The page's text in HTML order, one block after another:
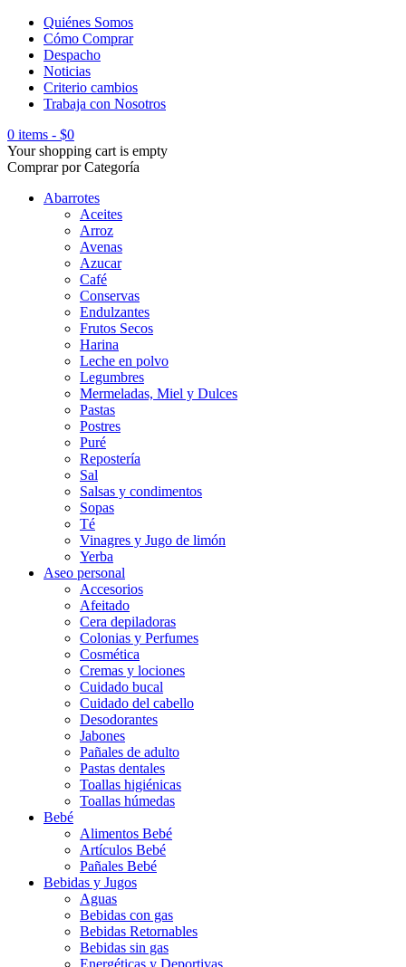
Quiénes Somos
Cómo Comprar
Despacho
Noticias
Criterio cambios
Trabaja con Nosotros
0 items - $0
Your shopping cart is empty
Comprar por Categoría
Abarrotes
Aceites
Arroz
Avenas
Azucar
Café
Conservas
Endulzantes
Frutos Secos
Harina
Leche en polvo
Legumbres
Mermeladas, Miel y Dulces
Pastas
Postres
Puré
Repostería
Sal
Salsas y condimentos
Sopas
Té
Vinagres y Jugo de limón
Yerba
Aseo personal
Accesorios
Afeitado
Cera depiladoras
Colonias y Perfumes
Cosmética
Cremas y lociones
Cuidado bucal
Cuidado del cabello
Desodorantes
Jabones
Pañales de adulto
Pastas dentales
Toallas higiénicas
Toallas húmedas
Bebé
Alimentos Bebé
Artículos Bebé
Pañales Bebé
Bebidas y Jugos
Aguas
Bebidas con gas
Bebidas Retornables
Bebidas sin gas
Energéticas y Deportivas